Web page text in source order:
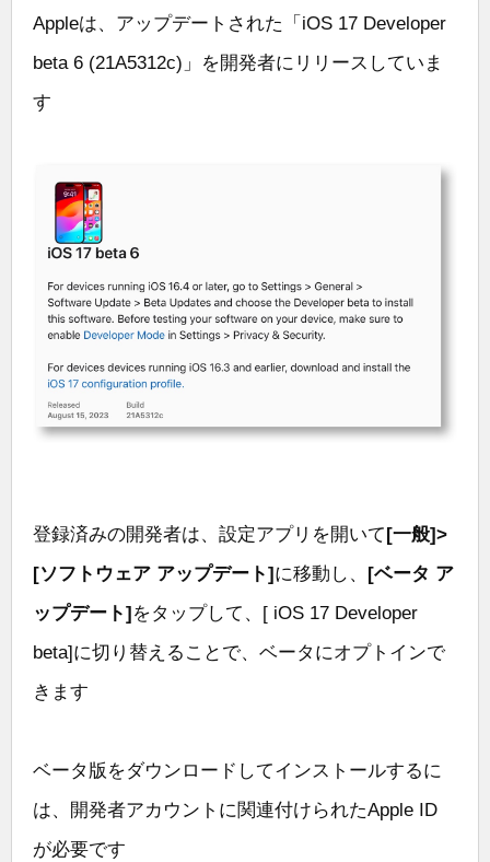
Appleは、アップデートされた「iOS 17 Developer
beta 6 (21A5312c)」を開発者にリリースしていま
す
登録済みの開発者は、設定アプリを開いて[一般]>
[ソフトウェア アップデート]に移動し、 [ベータ ア
ップデート]をタップして、[ iOS 17 Developer
beta]に切り替えることで、ベータにオプトインで
きます
ベータ版をダウンロードしてインストールするに
は、開発者アカウントに関連付けられたApple ID
が必要です